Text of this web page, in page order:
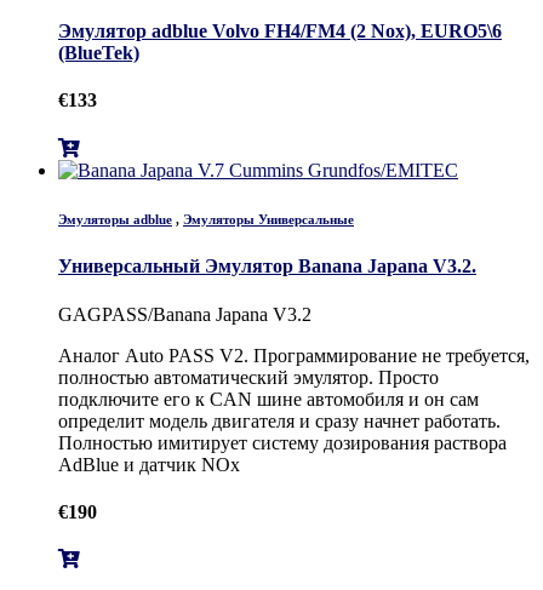
Эмулятор adblue Volvo FH4/FM4 (2 Nox), EURO5\6
(BlueTek)
€133
Эмуляторы adblue , Эмуляторы Универсальные
Универсальный Эмулятор Banana Japana V3.2.
GAGPASS/Banana Japana V3.2
Аналог Auto PASS V2. Программирование не требуется,
полностью автоматический эмулятор. Просто
подключите его к CAN шине автомобиля и он сам
определит модель двигателя и сразу начнет работать.
Полностью имитирует систему дозирования раствора
AdBlue и датчик NOx
€190